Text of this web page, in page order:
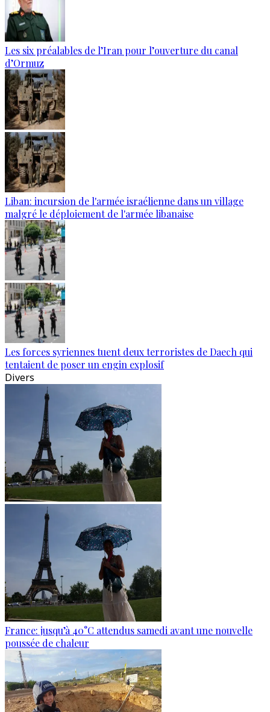
Les six préalables de l’Iran pour l’ouverture du canal
d’Ormuz
Liban: incursion de l'armée israélienne dans un village
malgré le déploiement de l'armée libanaise
Les forces syriennes tuent deux terroristes de Daech qui
tentaient de poser un engin explosif
Divers
France: jusqu’à 40°C attendus samedi avant une nouvelle
poussée de chaleur